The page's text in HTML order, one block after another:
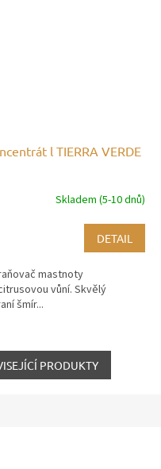
l TIERRA VERDE
Skladem (5-10 dnů)
DETAIL
mastnoty
vůní. Skvělý
šmír...
PRODUKTY